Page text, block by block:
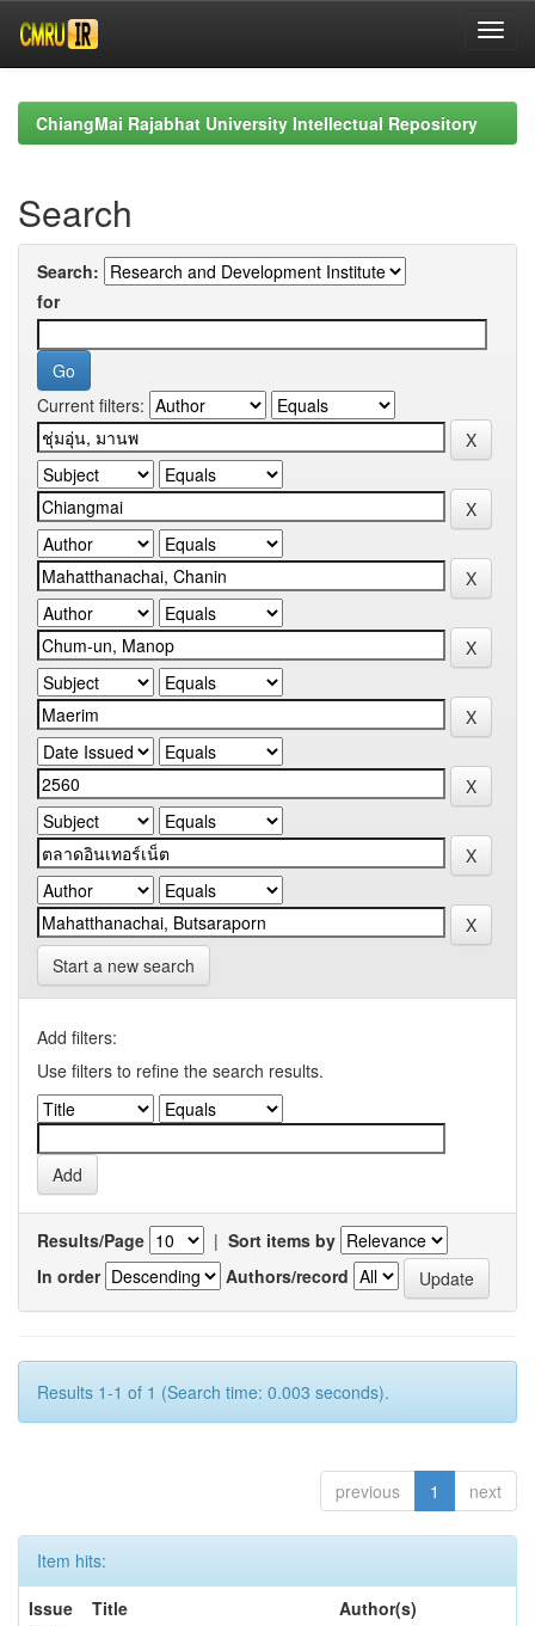
navigationChiangMai Rajabhat University Intellectual Repository
Search
Search:
for
Current filters:
Start a new search
Add filters:
Use filters to refine the search results.
Results/Page | Sort items by
In order
Authors/record
Results 1-1 of 1 (Search time: 0.003 seconds).
previous 1 next
Item hits:
Issue
Title Author(s)